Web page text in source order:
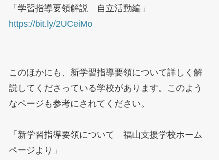
「学習指導要領解説 自立活動編」
https://bit.ly/2UCeiMo
このほかにも、新学習指導要領について詳しく解
説してくださっている学校があります。このよう
なページも参考にされてください。
「新学習指導要領について 福山支援学校ホーム
ページより」